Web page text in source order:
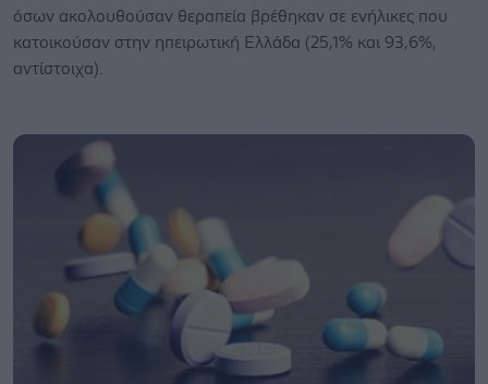
όσων ακολουθούσαν θεραπεία βρέθηκαν σε ενήλικες που
κατοικούσαν στην ηπειρωτική Ελλάδα (25,1% και 93,6%,
αντίστοιχα).